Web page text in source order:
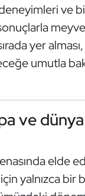
ve
yer
umutla
ve dünya
elde
yalnızca bir